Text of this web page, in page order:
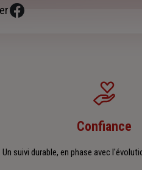
Confiance
Un suivi durable, en phase avec